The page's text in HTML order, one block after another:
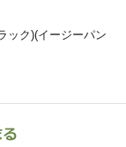
ック)(イージーパン